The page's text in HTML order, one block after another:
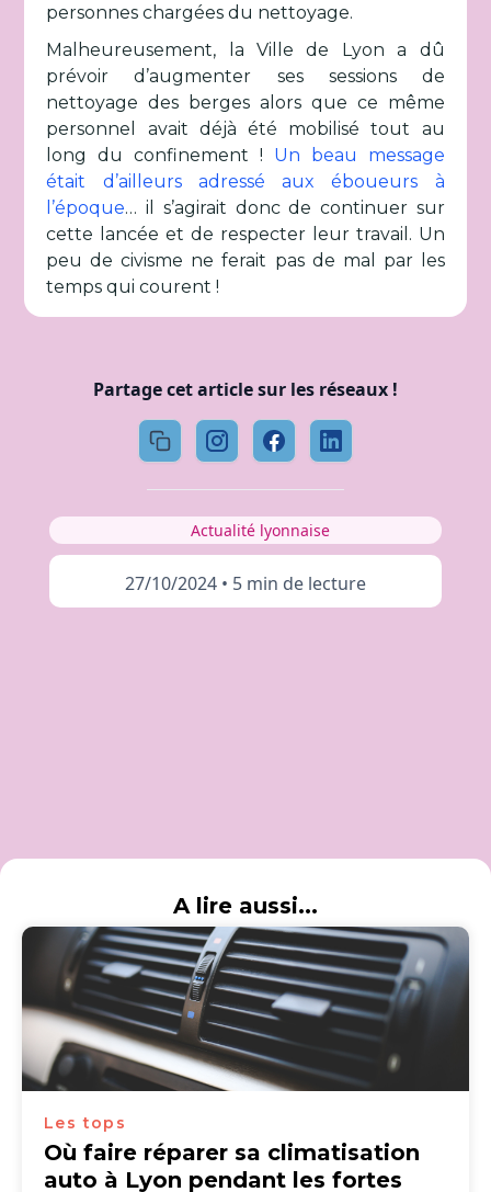
personnes chargées du nettoyage.
Malheureusement, la Ville de Lyon a dû
prévoir d’augmenter ses sessions de
nettoyage des berges alors que ce même
personnel avait déjà été mobilisé tout au
long du confinement ! Un beau message
était d’ailleurs adressé aux éboueurs à
l’époque… il s’agirait donc de continuer sur
cette lancée et de respecter leur travail. Un
peu de civisme ne ferait pas de mal par les
temps qui courent !
Partage cet article sur les réseaux !
Actualité lyonnaise
27/10/2024 • 5 min de lecture
A lire aussi...
Les tops
Où faire réparer sa climatisation
auto à Lyon pendant les fortes